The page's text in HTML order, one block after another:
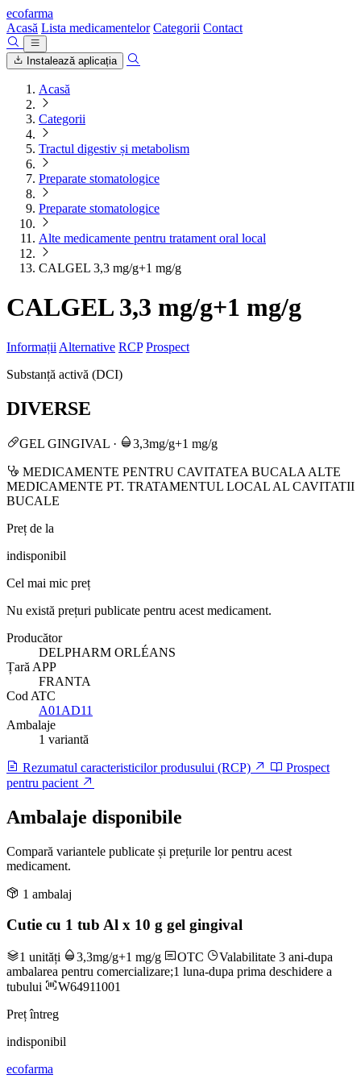
ecofarma
Acasă Lista medicamentelor Categorii Contact
Instalează aplicația
Acasă
Categorii
Tractul digestiv și metabolism
Preparate stomatologice
Preparate stomatologice
Alte medicamente pentru tratament oral local
CALGEL 3,3 mg/g+1 mg/g
CALGEL 3,3 mg/g+1 mg/g
Informații Alternative RCP Prospect
Substanță activă (DCI)
DIVERSE
GEL GINGIVAL · 3,3mg/g+1 mg/g
MEDICAMENTE PENTRU CAVITATEA BUCALA ALTE
MEDICAMENTE PT. TRATAMENTUL LOCAL AL CAVITATII
BUCALE
Preț de la
indisponibil
Cel mai mic preț
Nu există prețuri publicate pentru acest medicament.
Producător
DELPHARM ORLÉANS
Țară APP
FRANTA
Cod ATC
A01AD11
Ambalaje
1 variantă
Rezumatul caracteristicilor produsului (RCP)
Prospect
pentru pacient
Ambalaje disponibile
Compară variantele publicate și prețurile lor pentru acest
medicament.
1 ambalaj
Cutie cu 1 tub Al x 10 g gel gingival
1 unități 3,3mg/g+1 mg/g OTC
Valabilitate 3 ani-dupa
ambalarea pentru comercializare;1 luna-dupa prima deschidere a
tubului
W64911001
Preț întreg
indisponibil
ecofarma